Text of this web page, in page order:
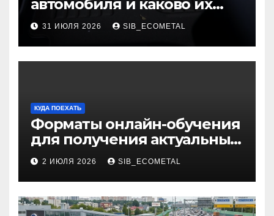
автомобиля и каково их
основное назначение
31 ИЮЛЯ 2026 SIB_ECOMETAL
КУДА ПОЕХАТЬ
Форматы онлайн-обучения
для получения актуальных
профессий
2 ИЮЛЯ 2026 SIB_ECOMETAL